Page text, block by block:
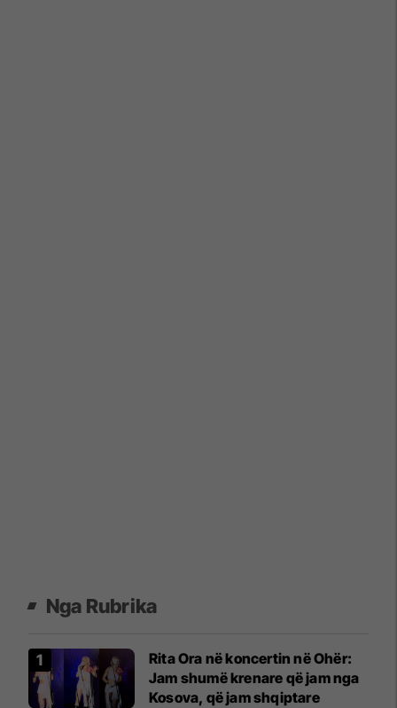
Nga Rubrika
Rita Ora në koncertin në Ohër:
Jam shumë krenare që jam nga
Kosova, që jam shqiptare